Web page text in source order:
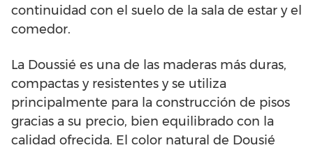
continuidad con el suelo de la sala de estar y el
comedor.
La Doussié es una de las maderas más duras,
compactas y resistentes y se utiliza
principalmente para la construcción de pisos
gracias a su precio, bien equilibrado con la
calidad ofrecida. El color natural de Dousié